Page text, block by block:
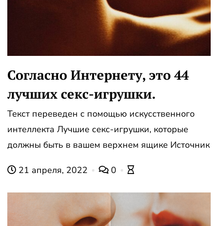
Согласно Интернету, это 44
лучших секс-игрушки.
Текст переведен с помощью искусственного
интеллекта Лучшие секс-игрушки, которые
должны быть в вашем верхнем ящике Источник
21 апреля, 2022 0